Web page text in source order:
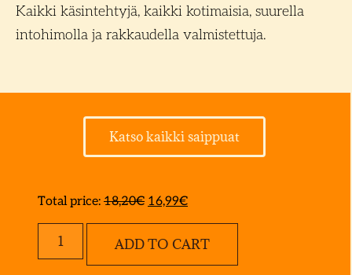
Kaikki käsintehtyjä, kaikki kotimaisia, suurella
intohimolla ja rakkaudella valmistettuja.
Katso kaikki saippuat
Total price: 18,20€ 16,99€
ADD TO CART